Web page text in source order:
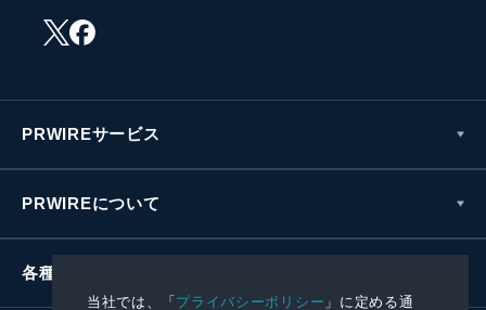
当社では、「プライバシーポリシー 」に定める通
PRWIREサービス
PRWIREについて
各種お問い合わせ